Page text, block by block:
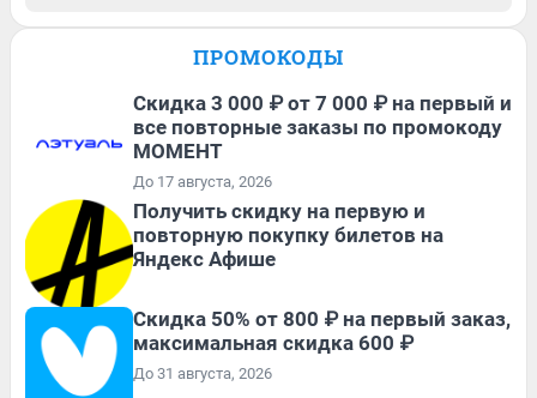
ПРОМОКОДЫ
Скидка 3 000 ₽ от 7 000 ₽ на первый и
все повторные заказы по промокоду
МОМЕНТ
До 17 августа, 2026
Получить скидку на первую и
повторную покупку билетов на
Яндекс Афише
Скидка 50% от 800 ₽ на первый заказ,
максимальная скидка 600 ₽
До 31 августа, 2026